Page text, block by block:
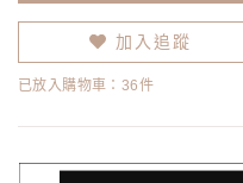
加入追蹤
已放入購物車：36件